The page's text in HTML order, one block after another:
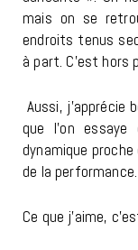
mais on se
endroits tenus
à part. C’est hors
Aussi, j’apprécie
que l’on
dynamique proche
de la performance.
Ce que j’aime,